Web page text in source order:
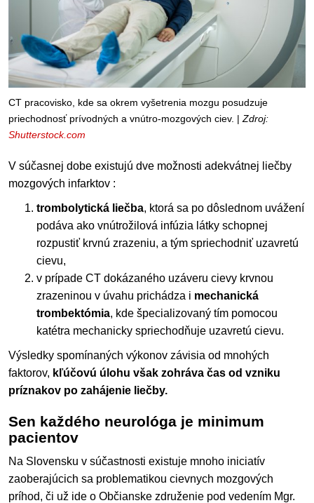
CT pracovisko, kde sa okrem vyšetrenia mozgu posudzuje
priechodnosť prívodných a vnútro-mozgových ciev. | Zdroj:
Shutterstock.com
V súčasnej dobe existujú dve možnosti adekvátnej liečby
mozgových infarktov :
trombolytická liečba, ktorá sa po dôslednom uvážení
podáva ako vnútrožilová infúzia látky schopnej
rozpustiť krvnú zrazeniu, a tým spriechodniť uzavretú
cievu,
v prípade CT dokázaného uzáveru cievy krvnou
zrazeninou v úvahu prichádza i mechanická
trombektómia, kde špecializovaný tím pomocou
katétra mechanicky spriechodňuje uzavretú cievu.
Výsledky spomínaných výkonov závisia od mnohých
faktorov, kľúčovú úlohu však zohráva čas od vzniku
príznakov po zahájenie liečby.
Sen každého neurológa je minimum
pacientov
Na Slovensku v súčastnosti existuje mnoho iniciatív
zaoberajúcich sa problematikou cievnych mozgových
príhod, či už ide o Občianske združenie pod vedením Mgr.